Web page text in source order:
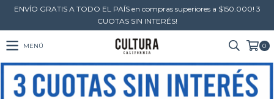
ENVÍO GRATIS A TODO EL PAÍS en compras superiores a $150.000! 3
CUOTAS SIN INTERÉS!
MENÚ 0